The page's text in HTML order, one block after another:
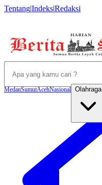
Tentang|Indeks|Redaksi
MedanSumutAcehNasional Olahraga